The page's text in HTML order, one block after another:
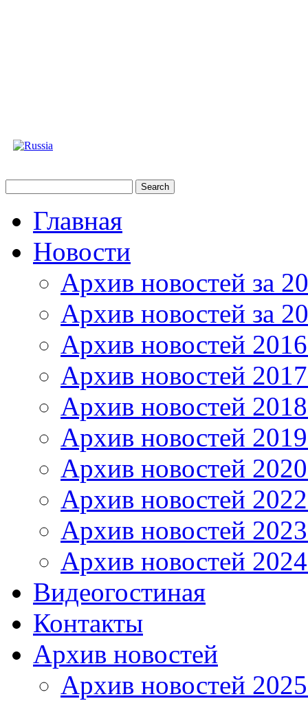
Главная
Новости
Архив новостей за
Архив новостей за
Архив новостей
Архив новостей
Архив новостей
Архив новостей
Архив новостей
Архив новостей
Архив новостей
Архив новостей
Видеогостиная
Контакты
Архив новостей
Архив новостей